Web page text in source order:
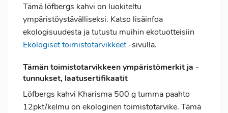
Tämä löfbergs kahvi on luokiteltu
ympäristöystävälliseksi. Katso lisäinfoa
ekologisuudesta ja tutustu muihin ekotuotteisiin
Ekologiset toimistotarvikkeet-sivulla.
Tämän toimistotarvikkeen ympäristömerkit ja -
tunnukset, laatusertifikaatit
Löfbergs kahvi Kharisma 500 g tumma paahto
12pkt/kelmu on ekologinen toimistotarvike. Tämä